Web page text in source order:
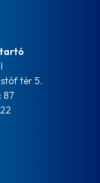
tér 5.
87